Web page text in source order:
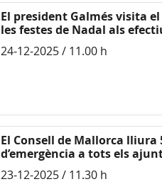
El president Galmés visita
les festes de Nadal als
24-12-2025 / 11.00 h
El Consell de Mallorca
d’emergència a tots els
23-12-2025 / 11.30 h